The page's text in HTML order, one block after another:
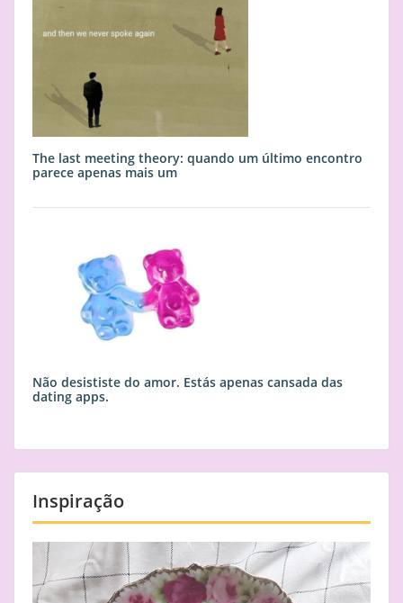
The last meeting theory: quando um último encontro
parece apenas mais um
Não desististe do amor. Estás apenas cansada das
dating apps.
Inspiração